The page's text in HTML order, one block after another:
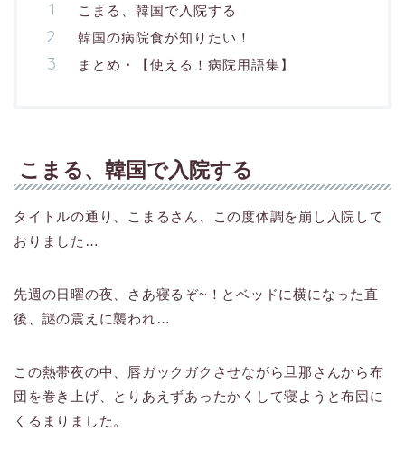
こまる、韓国で入院する
韓国の病院食が知りたい！
まとめ・【使える！病院用語集】
こまる、韓国で入院する
タイトルの通り、こまるさん、この度体調を崩し入院して
おりました…
先週の日曜の夜、さあ寝るぞ~！とベッドに横になった直
後、謎の震えに襲われ…
この熱帯夜の中、唇ガックガクさせながら旦那さんから布
団を巻き上げ、とりあえずあったかくして寝ようと布団に
くるまりました。